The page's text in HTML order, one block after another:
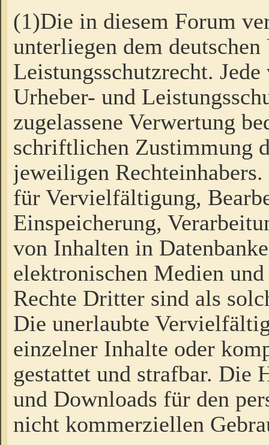
(1)Die in diesem Forum
unterliegen dem
Leistungsschutzrecht.
Urheber- und
zugelassene Verwertung
schriftlichen Zustimmung
jeweiligen
für Vervielfältigung,
Einspeicherung,
von Inhalten in
elektronischen Medien
Rechte Dritter sind als
Die unerlaubte
einzelner Inhalte oder
gestattet und strafbar. Die
und Downloads für den
nicht kommerziellen